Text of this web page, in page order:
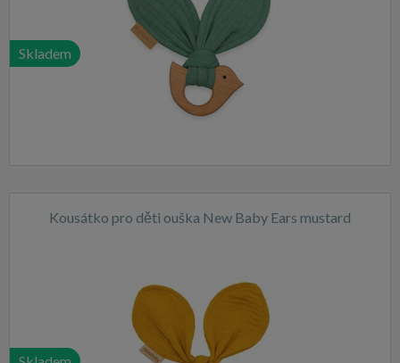
Skladem
Kousátko pro děti ouška New Baby Ears mustard